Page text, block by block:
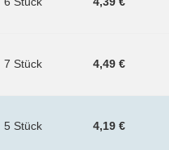
7 Stück 4,49 €
5 Stück 4,19 €